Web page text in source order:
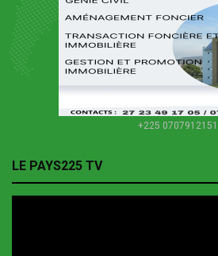
+225 0707912151
LE PAYS225 TV